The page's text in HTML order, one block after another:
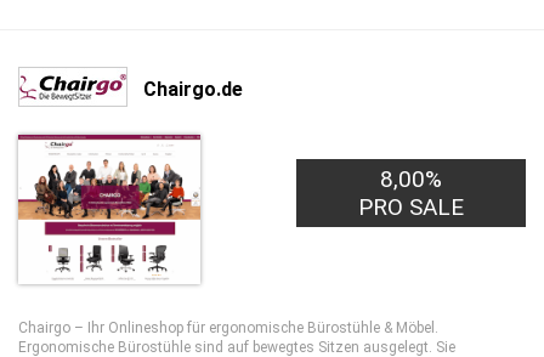
Chairgo.de
8,00%
PRO SALE
Chairgo – Ihr Onlineshop für ergonomische Bürostühle & Möbel.
Ergonomische Bürostühle sind auf bewegtes Sitzen ausgelegt. Sie